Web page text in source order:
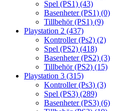
Spel (PS1) (43)
Basenheter (PS1) (0)
Tillbehör (PS1) (9)
Playstation 2 (437)
Kontroller (Ps2) (2)
Spel (PS2) (418)
Basenheter (PS2) (3)
Tillbehör (PS2) (15)
Playstation 3 (315)
Kontroller (Ps3) (3)
Spel (PS3) (289)
Basenheter (PS3) (6)